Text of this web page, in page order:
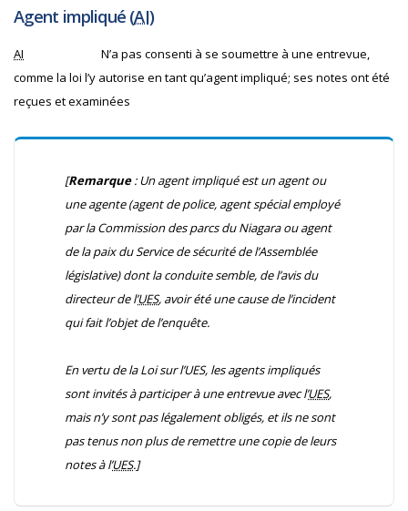
Agent impliqué (AI)
AI
N’a pas consenti à se soumettre à une entrevue,
comme la loi l’y autorise en tant qu’agent impliqué; ses notes ont été
reçues et examinées
[Remarque: Un agent impliqué est un agent ou
une agente (agent de police, agent spécial employé
par la Commission des parcs du Niagara ou agent
de la paix du Service de sécurité de l’Assemblée
législative) dont la conduite semble, de l’avis du
directeur de l’UES, avoir été une cause de l’incident
qui fait l’objet de l’enquête.
En vertu de laLoi sur l’UES, les agents impliqués
sont invités à participer à une entrevue avec l’UES,
mais n’y sont pas légalement obligés, et ils ne sont
pas tenus non plus de remettre une copie de leurs
notes à l’UES.]